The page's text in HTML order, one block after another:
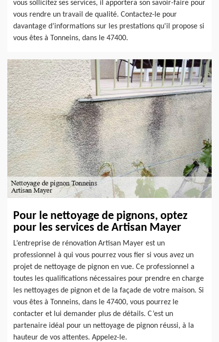
vous sollicitez ses services, il apportera son savoir-faire pour
vous rendre un travail de qualité. Contactez-le pour
davantage d’informations sur les prestations qu'il propose si
vous êtes à Tonneins, dans le 47400.
Pour le nettoyage de pignons, optez
pour les services de Artisan Mayer
L’entreprise de rénovation Artisan Mayer est un
professionnel à qui vous pourrez vous fier si vous avez un
projet de nettoyage de pignon en vue. Ce professionnel a
toutes les qualifications nécessaires pour prendre en charge
les nettoyages de pignon et de la façade de votre maison. Si
vous êtes à Tonneins, dans le 47400, vous pourrez le
contacter et lui demander plus de détails. C’est un
partenaire idéal pour un nettoyage de pignon réussi, à la
hauteur de vos attentes. Appelez-le.